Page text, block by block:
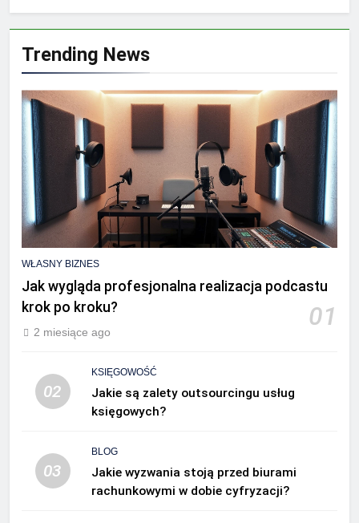
Trending News
WŁASNY BIZNES
Jak wygląda profesjonalna realizacja podcastu
krok po kroku?
01
2 miesiące ago
02
KSIĘGOWOŚĆ
Jakie są zalety outsourcingu usług
księgowych?
03
BLOG
Jakie wyzwania stoją przed biurami
rachunkowymi w dobie cyfryzacji?